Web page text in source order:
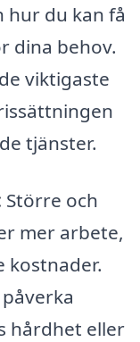
hur du kan få
dina behov.
viktigaste
tjänster.
Större och
mer arbete,
kostnader.
hårdhet eller